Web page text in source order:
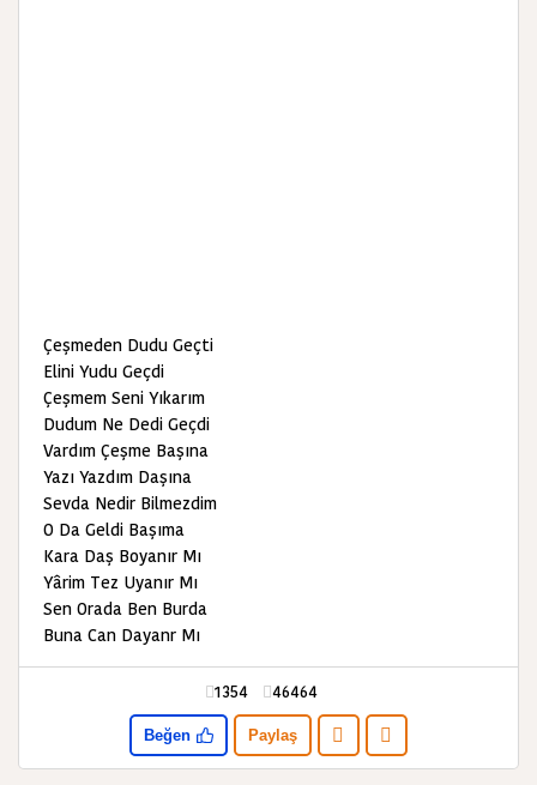
Çeşmeden Dudu Geçti
Elini Yudu Geçdi
Çeşmem Seni Yıkarım
Dudum Ne Dedi Geçdi
Vardım Çeşme Başına
Yazı Yazdım Daşına
Sevda Nedir Bilmezdim
O Da Geldi Başıma
Kara Daş Boyanır Mı
Yârim Tez Uyanır Mı
Sen Orada Ben Burda
Buna Can Dayanr Mı
1354 46464
Beğen Paylaş